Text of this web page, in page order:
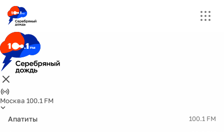
Москва 100.1 FM
Апатиты 100.1 FM